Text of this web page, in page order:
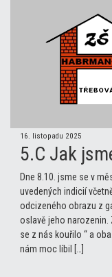
16. listopadu 2025
5.C Jak
Dne 8.10. jsme se v
uvedených indicií
odcizeného obrazu z
oslavě jeho narozenin.
se z nás kouřilo “ a
nám moc líbil […]